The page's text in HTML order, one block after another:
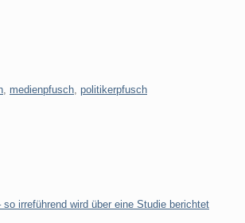
medienpfusch politikerpfusch
irreführend wird über eine Studie berichtet